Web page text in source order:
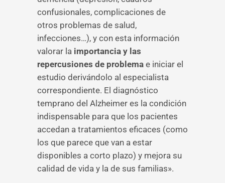
confusionales, complicaciones de
otros problemas de salud,
infecciones…), y con esta información
valorar la importancia y las
repercusiones de problema e iniciar el
estudio derivándolo al especialista
correspondiente. El diagnóstico
temprano del Alzheimer es la condición
indispensable para que los pacientes
accedan a tratamientos eficaces (como
los que parece que van a estar
disponibles a corto plazo) y mejora su
calidad de vida y la de sus familias».